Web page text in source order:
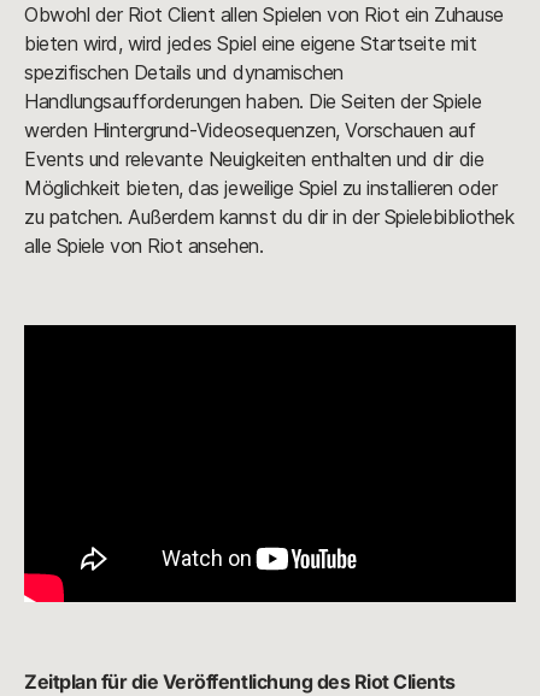
Obwohl der Riot Client allen Spielen von Riot ein Zuhause
bieten wird, wird jedes Spiel eine eigene Startseite mit
spezifischen Details und dynamischen
Handlungsaufforderungen haben. Die Seiten der Spiele
werden Hintergrund-Videosequenzen, Vorschauen auf
Events und relevante Neuigkeiten enthalten und dir die
Möglichkeit bieten, das jeweilige Spiel zu installieren oder
zu patchen. Außerdem kannst du dir in der Spielebibliothek
alle Spiele von Riot ansehen.
Zeitplan für die Veröffentlichung des Riot Clients